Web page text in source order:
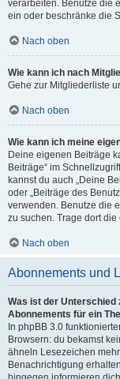
verarbeiten. Benutze die
ein oder beschränke die
Nach oben
Wie kann ich nach
Gehe zur Mitgliederliste
Nach oben
Wie kann ich meine
Deine eigenen Beiträge
Beiträge“ im
kannst du auch „Deine
oder „Beiträge des
verwenden. Benutze die
zu suchen. Trage dort
Nach oben
Abonnements und
Was ist der Unterschied
Abonnements für ein
In phpBB 3.0
Browsern: du bekamst
ähneln Lesezeichen
Benachrichtigung